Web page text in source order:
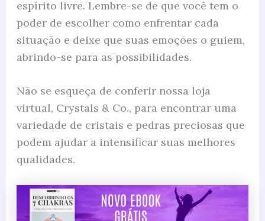
espírito livre. Lembre-se de que você tem o
poder de escolher como enfrentar cada
situação e deixe que suas emoções o guiem,
abrindo-se para as possibilidades.
Não se esqueça de conferir nossa loja
virtual, Crystals & Co., para encontrar uma
variedade de cristais e pedras preciosas que
podem ajudar a intensificar suas melhores
qualidades.